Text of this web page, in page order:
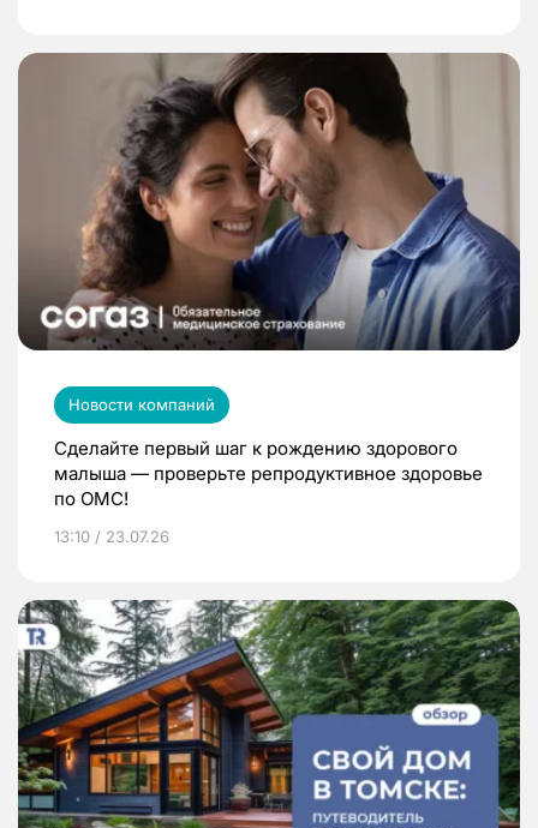
Новости компаний
Сделайте первый шаг к рождению здорового
малыша — проверьте репродуктивное здоровье
по ОМС!
13:10 / 23.07.26